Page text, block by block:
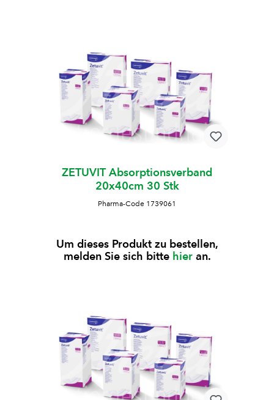
ZETUVIT Absorptionsverband
20x40cm 30 Stk
Pharma-Code 1739061
Um dieses Produkt zu bestellen,
melden Sie sich bitte hieran.